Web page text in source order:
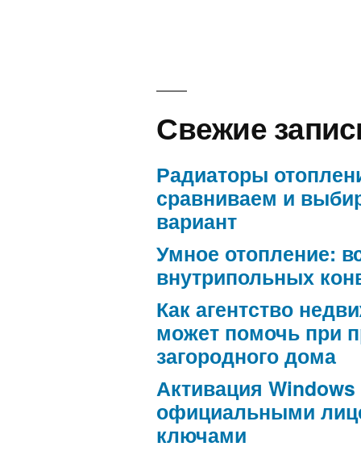
Свежие
Радиаторы
сравниваем и
вариант
Умное отопление:
внутрипольных
Как агентство
может помочь при
загородного дома
Активация Windows
официальными
ключами